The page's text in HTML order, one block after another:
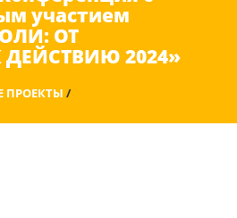
участием
ОТ
2024»
ПРОЕКТЫ /